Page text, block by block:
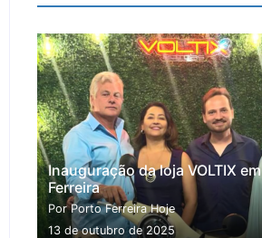
Inauguração da loja VOLTIX
Ferreira
Por Porto Ferreira Hoje
13 de outubro de 2025